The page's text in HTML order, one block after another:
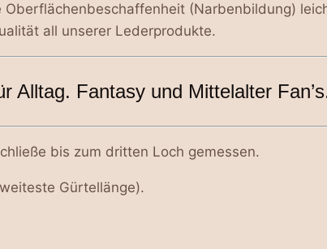
(Narbenbildung)
all unserer Lederprodukte.
Alltag. Fantasy und Mittelalter
bis zum dritten Loch gemessen.
Gürtellänge).